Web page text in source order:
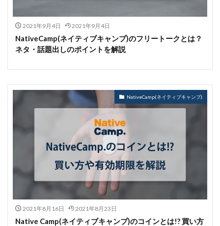
2021年9月4日 2021年9月4日
NativeCamp(ネイティブキャンプ)のフリートークとは？
ネタ・話題出しのポイントを解説
NativeCamp(ネイティブキャンプ)
2021年8月16日 2021年8月23日
Native Camp(ネイティブキャンプ)のコインとは!? 買い方